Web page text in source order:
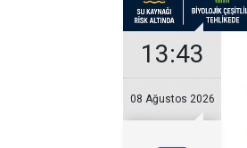
13:43
08 Ağustos 2026